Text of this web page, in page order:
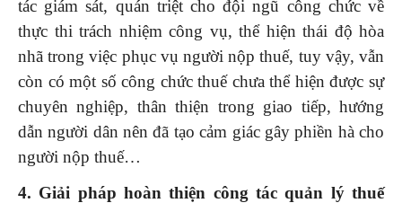
tác giám sát, quán triệt cho đội ngũ công chức về
thực thi trách nhiệm công vụ, thể hiện thái độ hòa
nhã trong việc phục vụ người nộp thuế, tuy vậy, vẫn
còn có một số công chức thuế chưa thể hiện được sự
chuyên nghiệp, thân thiện trong giao tiếp, hướng
dẫn người dân nên đã tạo cảm giác gây phiền hà cho
người nộp thuế…
4. Giải pháp hoàn thiện công tác quản lý thuế